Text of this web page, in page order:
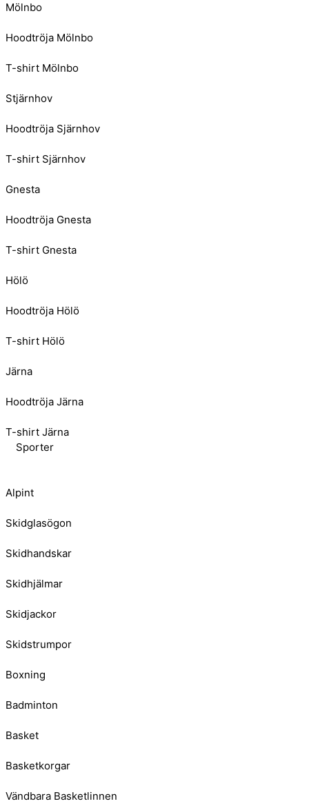
Mölnbo
Hoodtröja Mölnbo
T-shirt Mölnbo
Stjärnhov
Hoodtröja Sjärnhov
T-shirt Sjärnhov
Gnesta
Hoodtröja Gnesta
T-shirt Gnesta
Hölö
Hoodtröja Hölö
T-shirt Hölö
Järna
Hoodtröja Järna
T-shirt Järna
Sporter
Alpint
Skidglasögon
Skidhandskar
Skidhjälmar
Skidjackor
Skidstrumpor
Boxning
Badminton
Basket
Basketkorgar
Vändbara Basketlinnen